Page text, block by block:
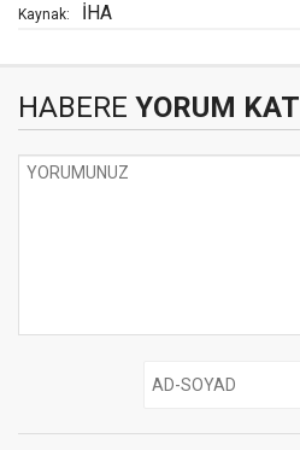
Kaynak: İHA
HABERE YORUM KAT